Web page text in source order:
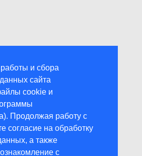
и сбора
сайта
cookie и
Продолжая работу с
согласие на обработку
а также
с